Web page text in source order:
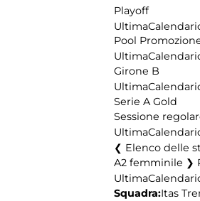
Playoff
Ultima
Pool
Ultima
Girone B
Ultima
Serie A Gold
Sessione
Ultima
Elenco delle
A2 femminile ❯
Ultima
Squadra:Itas